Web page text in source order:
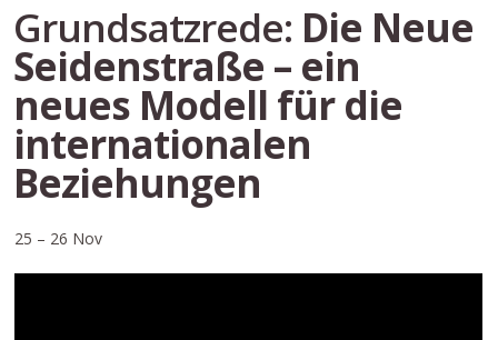
Grundsatzrede: Die Neue
Seidenstraße – ein
neues Modell für die
internationalen
Beziehungen
25 – 26 Nov